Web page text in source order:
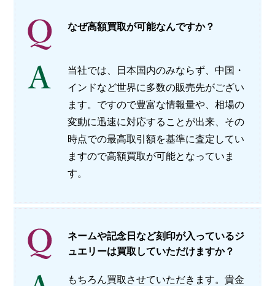
なぜ高額買取が可能なんですか？
当社では、日本国内のみならず、中国・
インドなど世界に多数の販売先がござい
ます。ですので豊富な情報量や、相場の
変動に迅速に対応することが出来、その
時点での最高取引額を基準に査定してい
ますので高額買取が可能となっていま
す。
ネームや記念日など刻印が入っているジ
ュエリーは買取していただけますか？
もちろん買取させていただきます。貴金